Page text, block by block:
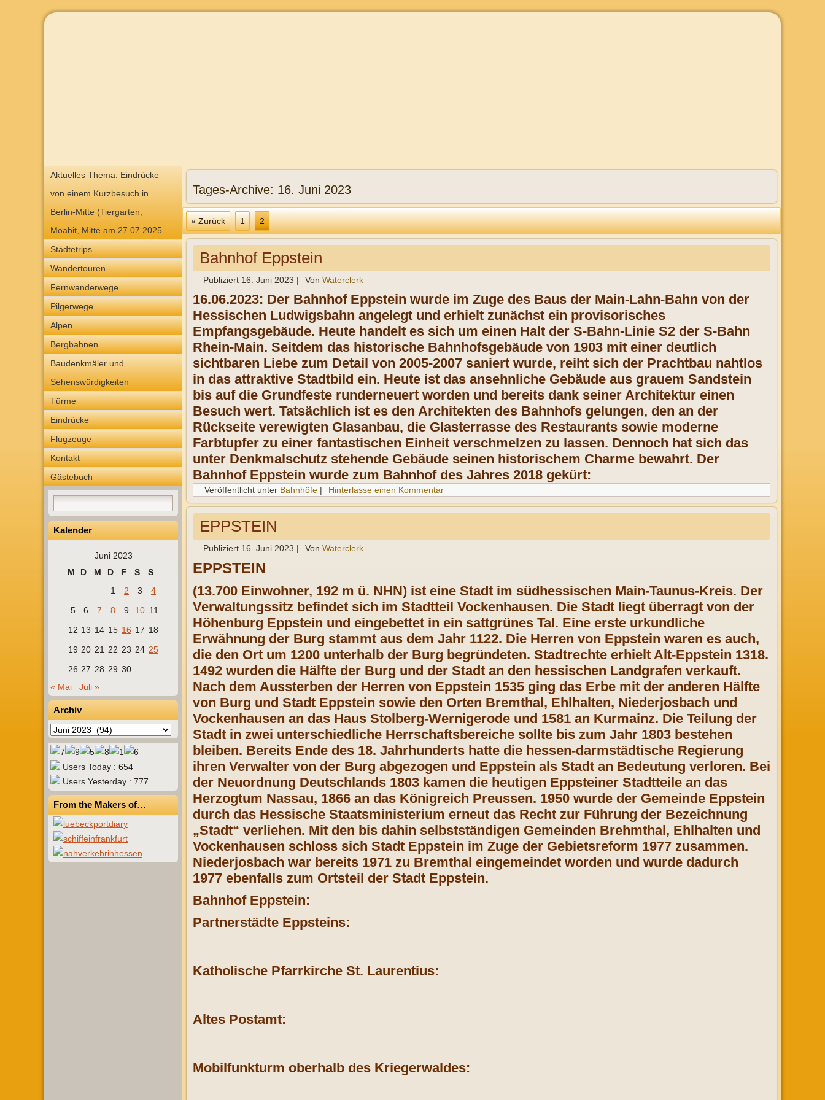
Aktuelles Thema: Eindrücke
von einem Kurzbesuch in
Berlin-Mitte (Tiergarten,
Moabit, Mitte am 27.07.2025
Städtetrips
Wandertouren
Fernwanderwege
Pilgerwege
Alpen
Bergbahnen
Baudenkmäler und
Sehenswürdigkeiten
Türme
Eindrücke
Flugzeuge
Kontakt
Gästebuch
Kalender
Juni 2023
M
D M D F S
S
1
2 3
4
5
6 7 8 9 10 11
12 13 14 15 16 17 18
19 20 21 22 23 24 25
26 27 28 29 30
« Mai
Juli »
Archiv
Archiv
Users Today : 654
Users Yesterday : 777
From the Makers of…
Tages-Archive: 16. Juni 2023
« Zurück 1 2
Bahnhof Eppstein
Publiziert 16. Juni 2023 | Von Waterclerk
16.06.2023: Der Bahnhof Eppstein wurde im Zuge des Baus der Main-Lahn-Bahn von der
Hessischen Ludwigsbahn angelegt und erhielt zunächst ein provisorisches
Empfangsgebäude. Heute handelt es sich um einen Halt der S-Bahn-Linie S2 der S-Bahn
Rhein-Main. Seitdem das historische Bahnhofsgebäude von 1903 mit einer deutlich
sichtbaren Liebe zum Detail von 2005-2007 saniert wurde, reiht sich der Prachtbau nahtlos
in das attraktive Stadtbild ein. Heute ist das ansehnliche Gebäude aus grauem Sandstein
bis auf die Grundfeste runderneuert worden und bereits dank seiner Architektur einen
Besuch wert. Tatsächlich ist es den Architekten des Bahnhofs gelungen, den an der
Rückseite verewigten Glasanbau, die Glasterrasse des Restaurants sowie moderne
Farbtupfer zu einer fantastischen Einheit verschmelzen zu lassen. Dennoch hat sich das
unter Denkmalschutz stehende Gebäude seinen historischem Charme bewahrt. Der
Bahnhof Eppstein wurde zum Bahnhof des Jahres 2018 gekürt:
Veröffentlicht unter Bahnhöfe | Hinterlasse einen Kommentar
EPPSTEIN
Publiziert 16. Juni 2023 | Von Waterclerk
EPPSTEIN
(13.700 Einwohner, 192 m ü. NHN) ist eine Stadt im südhessischen Main-Taunus-Kreis. Der
Verwaltungssitz befindet sich im Stadtteil Vockenhausen. Die Stadt liegt überragt von der
Höhenburg Eppstein und eingebettet in ein sattgrünes Tal. Eine erste urkundliche
Erwähnung der Burg stammt aus dem Jahr 1122. Die Herren von Eppstein waren es auch,
die den Ort um 1200 unterhalb der Burg begründeten. Stadtrechte erhielt Alt-Eppstein 1318.
1492 wurden die Hälfte der Burg und der Stadt an den hessischen Landgrafen verkauft.
Nach dem Aussterben der Herren von Eppstein 1535 ging das Erbe mit der anderen Hälfte
von Burg und Stadt Eppstein sowie den Orten Bremthal, Ehlhalten, Niederjosbach und
Vockenhausen an das Haus Stolberg-Wernigerode und 1581 an Kurmainz. Die Teilung der
Stadt in zwei unterschiedliche Herrschaftsbereiche sollte bis zum Jahr 1803 bestehen
bleiben. Bereits Ende des 18. Jahrhunderts hatte die hessen-darmstädtische Regierung
ihren Verwalter von der Burg abgezogen und Eppstein als Stadt an Bedeutung verloren. Bei
der Neuordnung Deutschlands 1803 kamen die heutigen Eppsteiner Stadtteile an das
Herzogtum Nassau, 1866 an das Königreich Preussen. 1950 wurde der Gemeinde Eppstein
durch das Hessische Staatsministerium erneut das Recht zur Führung der Bezeichnung
„Stadt“ verliehen. Mit den bis dahin selbstständigen Gemeinden Brehmthal, Ehlhalten und
Vockenhausen schloss sich Stadt Eppstein im Zuge der Gebietsreform 1977 zusammen.
Niederjosbach war bereits 1971 zu Bremthal eingemeindet worden und wurde dadurch
1977 ebenfalls zum Ortsteil der Stadt Eppstein.
Bahnhof Eppstein:
Partnerstädte Eppsteins:
Katholische Pfarrkirche St. Laurentius:
Altes Postamt:
Mobilfunkturm oberhalb des Kriegerwaldes: